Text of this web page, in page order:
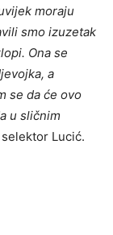
moraju
smo izuzetak
Ona se
a
se da će ovo
u sličnim
Lucić.